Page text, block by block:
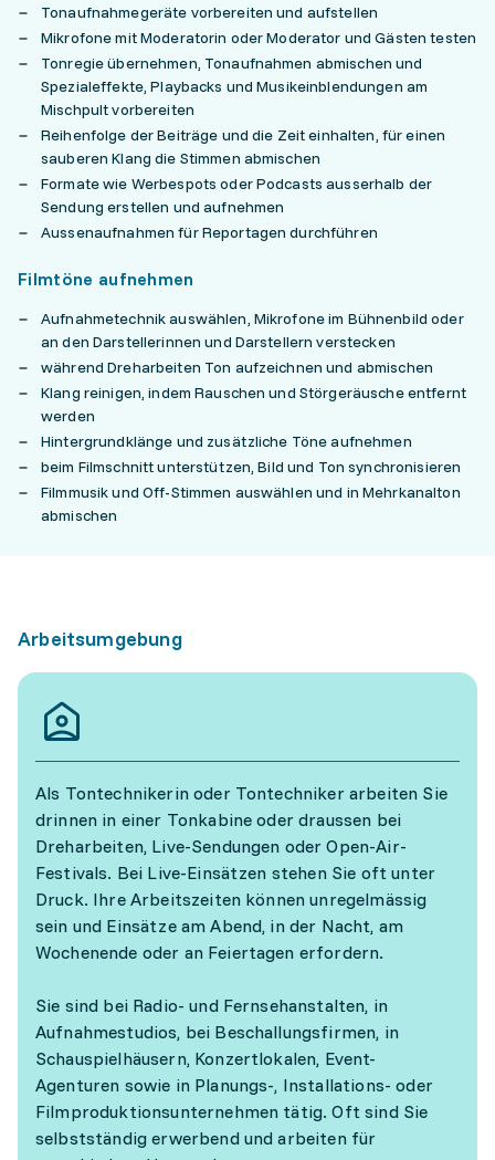
Tonaufnahmegeräte vorbereiten und aufstellen
Mikrofone mit Moderatorin oder Moderator und Gästen testen
Tonregie übernehmen, Tonaufnahmen abmischen und
Spezialeffekte, Playbacks und Musikeinblendungen am
Mischpult vorbereiten
Reihenfolge der Beiträge und die Zeit einhalten, für einen
sauberen Klang die Stimmen abmischen
Formate wie Werbespots oder Podcasts ausserhalb der
Sendung erstellen und aufnehmen
Aussenaufnahmen für Reportagen durchführen
Filmtöne aufnehmen
Aufnahmetechnik auswählen, Mikrofone im Bühnenbild oder
an den Darstellerinnen und Darstellern verstecken
während Dreharbeiten Ton aufzeichnen und abmischen
Klang reinigen, indem Rauschen und Störgeräusche entfernt
werden
Hintergrundklänge und zusätzliche Töne aufnehmen
beim Filmschnitt unterstützen, Bild und Ton synchronisieren
Filmmusik und Off-Stimmen auswählen und in Mehrkanalton
abmischen
Arbeitsumgebung
Als Tontechnikerin oder Tontechniker arbeiten Sie
drinnen in einer Tonkabine oder draussen bei
Dreharbeiten, Live-Sendungen oder Open-Air-
Festivals. Bei Live-Einsätzen stehen Sie oft unter
Druck. Ihre Arbeitszeiten können unregelmässig
sein und Einsätze am Abend, in der Nacht, am
Wochenende oder an Feiertagen erfordern.
Sie sind bei Radio- und Fernsehanstalten, in
Aufnahmestudios, bei Beschallungsfirmen, in
Schauspielhäusern, Konzertlokalen, Event-
Agenturen sowie in Planungs-, Installations- oder
Filmproduktionsunternehmen tätig. Oft sind Sie
selbstständig erwerbend und arbeiten für